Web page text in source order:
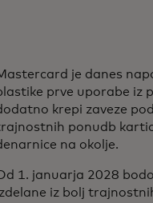
je danes
prve uporabe iz
krepi zaveze
ponudb kartic
na okolje.
1. januarja 2028
iz bolj